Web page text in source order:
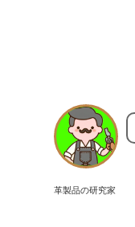
革製品の研究家